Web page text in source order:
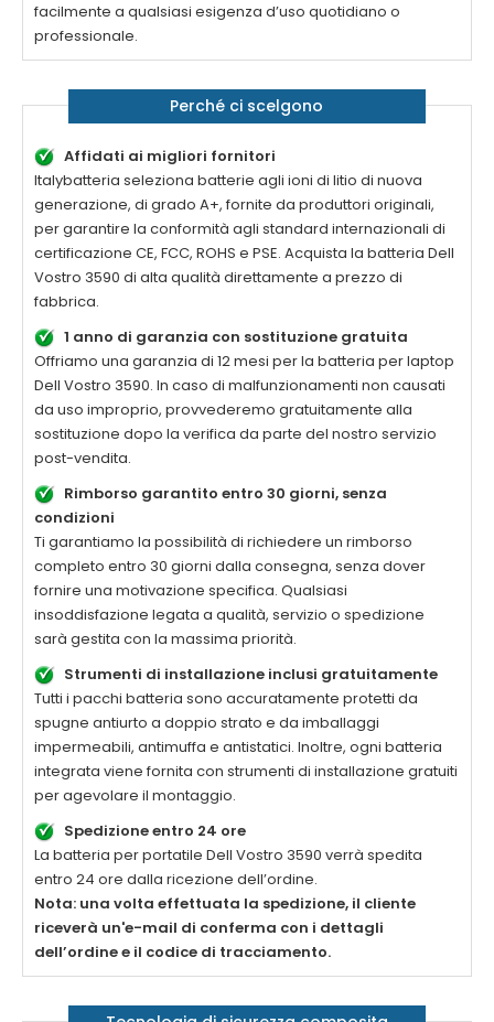
facilmente a qualsiasi esigenza d’uso quotidiano o
professionale.
Perché ci scelgono
Affidati ai migliori fornitori
Italybatteria seleziona batterie agli ioni di litio di nuova
generazione, di grado A+, fornite da produttori originali,
per garantire la conformità agli standard internazionali di
certificazione CE, FCC, ROHS e PSE. Acquista la batteria Dell
Vostro 3590 di alta qualità direttamente a prezzo di
fabbrica.
1 anno di garanzia con sostituzione gratuita
Offriamo una garanzia di 12 mesi per la batteria per laptop
Dell Vostro 3590. In caso di malfunzionamenti non causati
da uso improprio, provvederemo gratuitamente alla
sostituzione dopo la verifica da parte del nostro servizio
post-vendita.
Rimborso garantito entro 30 giorni, senza
condizioni
Ti garantiamo la possibilità di richiedere un rimborso
completo entro 30 giorni dalla consegna, senza dover
fornire una motivazione specifica. Qualsiasi
insoddisfazione legata a qualità, servizio o spedizione
sarà gestita con la massima priorità.
Strumenti di installazione inclusi gratuitamente
Tutti i pacchi batteria sono accuratamente protetti da
spugne antiurto a doppio strato e da imballaggi
impermeabili, antimuffa e antistatici. Inoltre, ogni batteria
integrata viene fornita con strumenti di installazione gratuiti
per agevolare il montaggio.
Spedizione entro 24 ore
La batteria per portatile Dell Vostro 3590 verrà spedita
entro 24 ore dalla ricezione dell’ordine.
Nota: una volta effettuata la spedizione, il cliente
riceverà un'e-mail di conferma con i dettagli
dell’ordine e il codice di tracciamento.